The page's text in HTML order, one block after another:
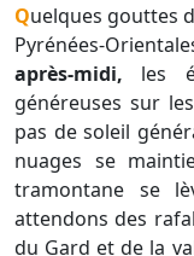
Quelques gouttes de pluie sont possibles sur le sud des
Pyrénées-
après-midi, les
généreuses sur
pas de soleil
nuages se
tramontane se
attendons des
du Gard et de la